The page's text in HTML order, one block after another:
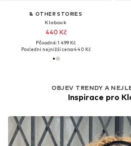
& OTHER STORIES
Klobouk
440 Kč
Původně: 1 499 Kč
Poslední nejnižší cena:440 Kč
OBJEV TRENDY A
Inspirace pro